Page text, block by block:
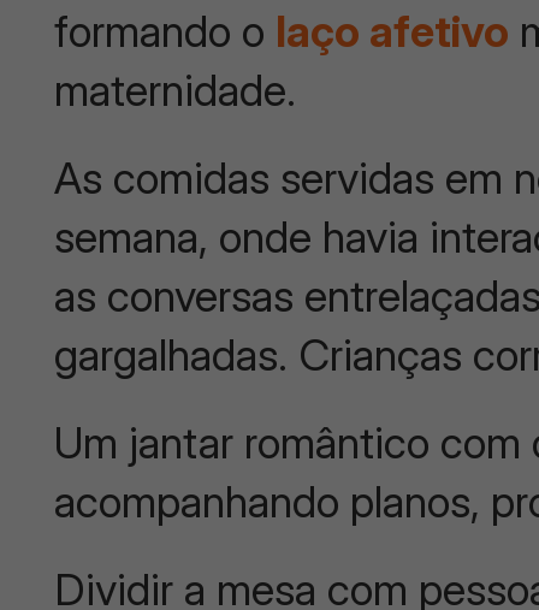
formando o laço afetivo
maternidade.
As comidas servidas em
semana, onde havia
as conversas
gargalhadas. Crianças
Um jantar romântico
acompanhando planos,
Dividir a mesa com